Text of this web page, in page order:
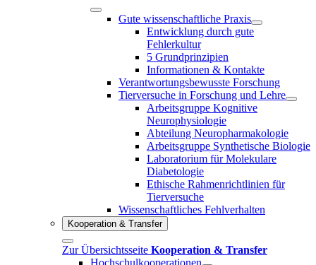
Gute wissenschaftliche Praxis
Entwicklung durch gute
Fehlerkultur
5 Grundprinzipien
Informationen & Kontakte
Verantwortungsbewusste Forschung
Tierversuche in Forschung und Lehre
Arbeitsgruppe Kognitive
Neurophysiologie
Abteilung Neuropharmakologie
Arbeitsgruppe Synthetische Biologie
Laboratorium für Molekulare
Diabetologie
Ethische Rahmenrichtlinien für
Tierversuche
Wissenschaftliches Fehlverhalten
Kooperation & Transfer
Zur Übersichtsseite Kooperation & Transfer
Hochschulkooperationen